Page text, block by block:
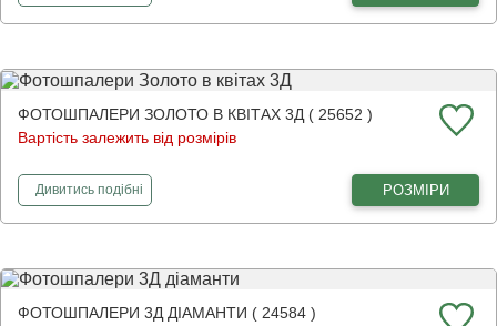
ФОТОШПАЛЕРИ ЗОЛОТО В КВІТАХ 3Д ( 25652 )
Вартість залежить від розмірів
Дивитисьфотошпалери
подібні РОЗМІРИ
ФОТОШПАЛЕРИ 3Д ДІАМАНТИ ( 24584 )